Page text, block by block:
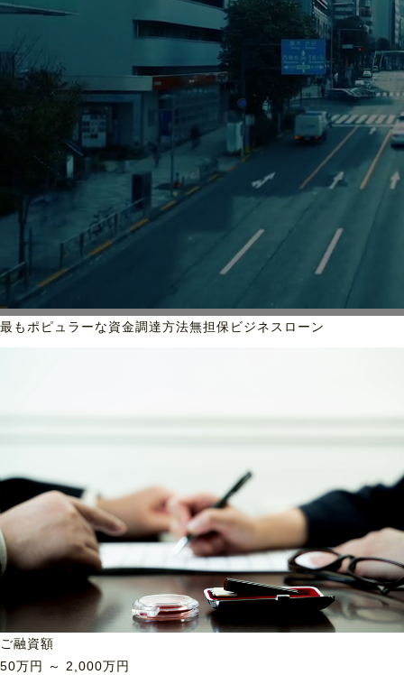
最もポピュラーな資金調達方法無担保ビジネスローン
ご融資額
50万円 ～ 2,000万円